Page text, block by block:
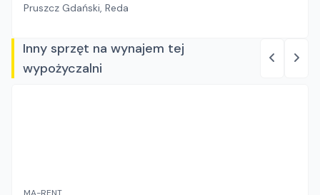
Pruszcz Gdański, Reda
Inny sprzęt na wynajem tej
wypożyczalni